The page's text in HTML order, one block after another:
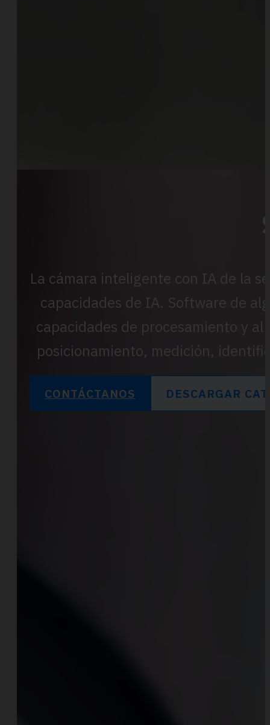
La cámara inteligente con IA de la
capacidades de IA. Software de
capacidades de procesamiento y
posicionamiento, medición,
CONTÁCTANOS DESCARGAR